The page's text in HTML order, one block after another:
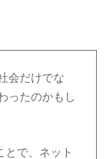
会だけでな
ったのかもし
とで、ネット